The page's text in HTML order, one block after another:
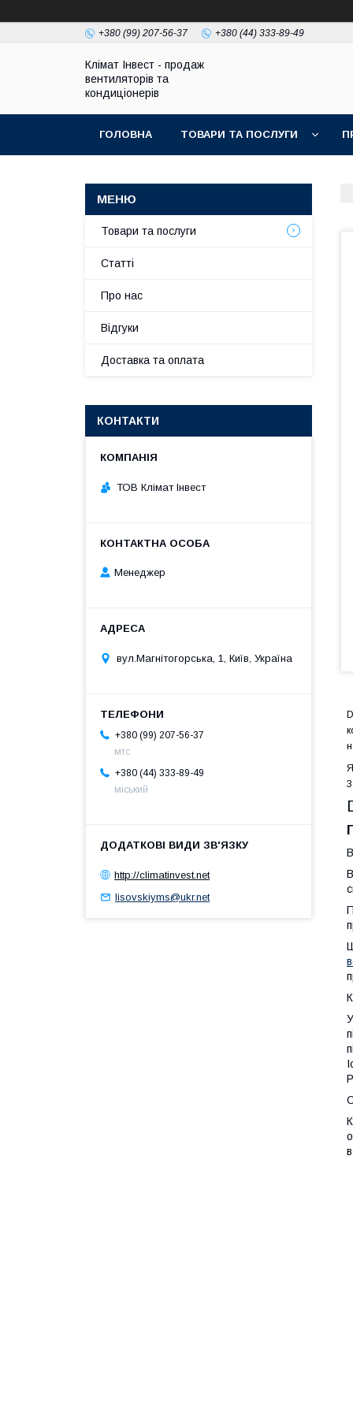
+380 (99) 207-56-37 +380 (44) 333-89-49
Клімат Інвест - продаж
вентиляторів та
кондиціонерів
ГОЛОВНА ТОВАРИ ТА ПОСЛУГИ
Товари та послуги
Статті
Про нас
Відгуки
Доставка та оплата
КОНТАКТИ
ТОВ Клімат Інвест
Менеджер
вул.Магнітогорська, 1, Київ, Україна
+380 (99) 207-56-37
мтс
+380 (44) 333-89-49
міський
http://climatinvest.net
lisovskiyms@ukr.net